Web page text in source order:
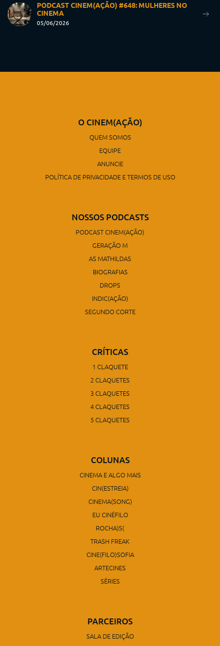
PODCAST CINEM(AÇÃO) #648: MULHERES NO
CINEMA
05/06/2026
O CINEM(AÇÃO)
QUEM SOMOS
EQUIPE
ANUNCIE
POLÍTICA DE PRIVACIDADE E TERMOS DE USO
NOSSOS PODCASTS
PODCAST CINEM(AÇÃO)
GERAÇÃO M
AS MATHILDAS
BIOGRAFIAS
DROPS
INDIC(AÇÃO)
SEGUNDO CORTE
CRÍTICAS
1 CLAQUETE
2 CLAQUETES
3 CLAQUETES
4 CLAQUETES
5 CLAQUETES
COLUNAS
CINEMA E ALGO MAIS
CIN(ESTREIA)
CINEMA(SONG)
EU CINÉFILO
ROCHA)S(
TRASH FREAK
CINE(FILO)SOFIA
ARTECINES
SÉRIES
PARCEIROS
SALA DE EDIÇÃO